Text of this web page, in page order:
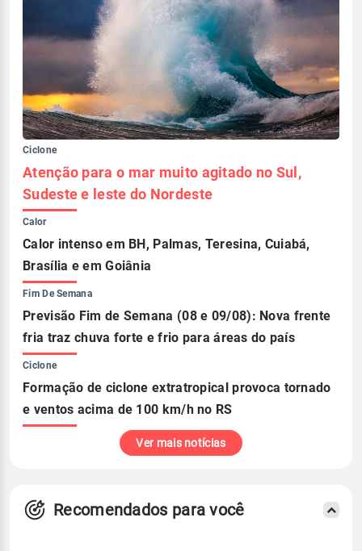
Ciclone
Atenção para o mar muito agitado no Sul,
Sudeste e leste do Nordeste
Calor
Calor intenso em BH, Palmas, Teresina, Cuiabá,
Brasília e em Goiânia
Fim De Semana
Previsão Fim de Semana (08 e 09/08): Nova frente
fria traz chuva forte e frio para áreas do país
Ciclone
Formação de ciclone extratropical provoca tornado
e ventos acima de 100 km/h no RS
Ver mais notícias
Recomendados para você